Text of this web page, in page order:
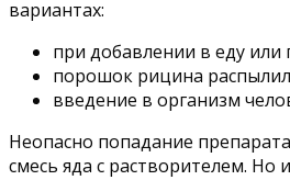
вариантах:
при добавлении в еду или
порошок рицина
введение в организм
Неопасно попадание
смесь яда с растворителем. Но